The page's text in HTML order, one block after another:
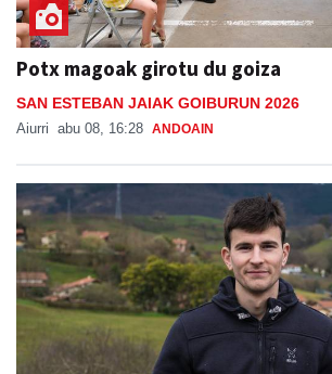
Potx magoak girotu du goiza
SAN ESTEBAN JAIAK GOIBURUN 2026
Aiurri abu 08, 16:28 ANDOAIN